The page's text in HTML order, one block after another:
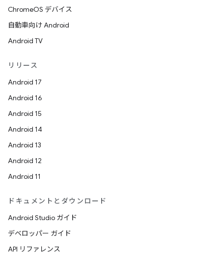
ChromeOS デバイス
自動車向け Android
Android TV
リリース
Android 17
Android 16
Android 15
Android 14
Android 13
Android 12
Android 11
ドキュメントとダウンロード
Android Studio ガイド
デベロッパー ガイド
API リファレンス